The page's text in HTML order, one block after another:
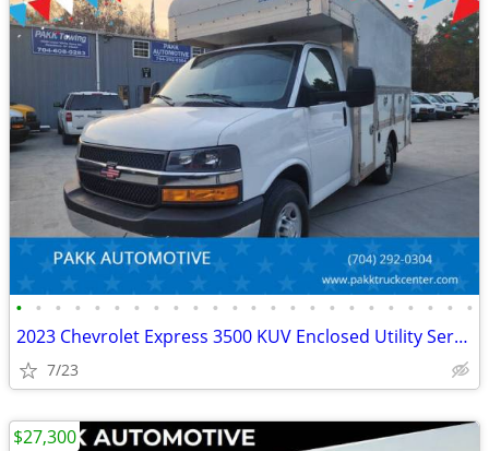
• • • • • • • • • • • • • • • • • • • • • • • •
2023 Chevrolet Express 3500 KUV Enclosed Utility Service Plumber Truck
7/23
$27,300